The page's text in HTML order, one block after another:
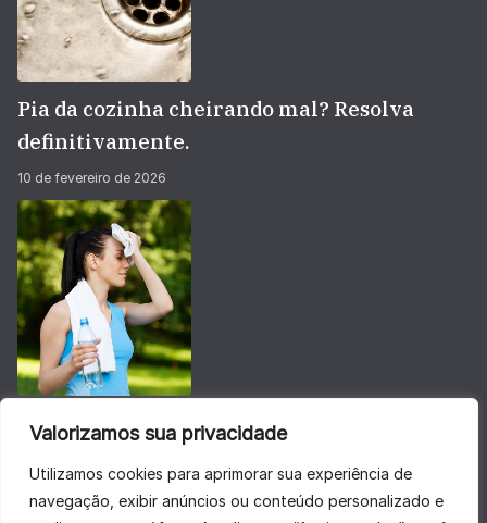
Valorizamos sua privacidade
Utilizamos cookies para aprimorar sua experiência de
navegação, exibir anúncios ou conteúdo personalizado e
Pia da cozinha cheirando mal? Resolva
definitivamente.
10 de fevereiro de 2026
Não deixe sua energia baixar no calorão do
28 de janeiro de 2026